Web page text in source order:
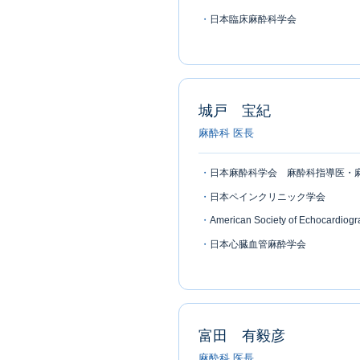
日本臨床麻酔科学会
城戸 宝紀
麻酔科 医長
日本麻酔科学会 麻酔科指導医・
日本ペインクリニック学会
American Society of
日本心臓血管麻酔学会
富田 有毅彦